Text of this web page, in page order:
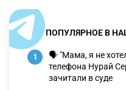
ПОПУЛЯРНОЕ В
1
🗣 "Мама, я не
телефона Нурай
зачитали в суде